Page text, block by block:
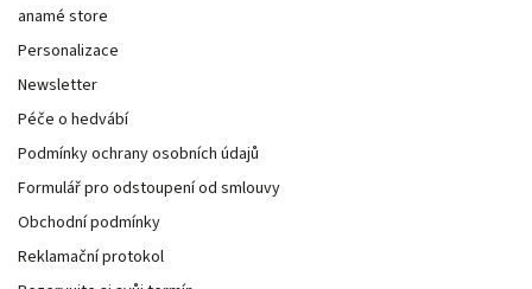
anamé store
Personalizace
Newsletter
Péče o hedvábí
Podmínky ochrany osobních údajů
Formulář pro odstoupení od smlouvy
Obchodní podmínky
Reklamační protokol